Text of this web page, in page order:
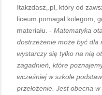
Itakzdasz,.pl, który od
liceum pomagał kolegom,
materiału. - Matematyka
dostrzeżenie może być dla
wystarczy się tylko na nią
zagadnień, które
wcześniej w szkole
przełożenie. Jest obecna